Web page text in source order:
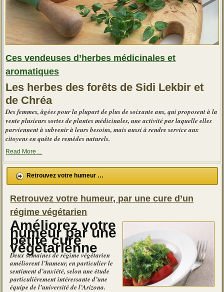
Ces vendeuses d’herbes médicinales et
aromatiques
Les herbes des forêts de Sidi Lekbir et
de Chréa
Des femmes, âgées pour la plupart de plus de soixante ans, qui proposent à la
vente plusieurs sortes de plantes médicinales, une activité par laquelle elles
parviennent à subvenir à leurs besoins, mais aussi à rendre service aux
citoyens en quête de remèdes naturels.
Read More
vendeuses
d’herbes
médicinales
et
…
Retrouvez votre humeur …
Retrouvez votre humeur, par une cure d’un
régime végétarien
Améliorez votre
humeur par une
petite cure
végétarienne
Deux semaines de régime végétarien
améliorent l’humeur, en particulier le
sentiment d’anxiété, selon une étude
particulièrement intéressante d’une
équipe de l’université de l’Arizona.